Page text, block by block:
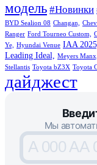
модель #Новинки
BYD Sealion 08 Changan,
Ranger Ford Tourneo Custom,
Ye,
Hyundai Venue IAA 2025,
Leading Ideal, Meyers Manx,
Stellantis Toyota bZ3X Toyota
дайджест
Мы
A 000 AA